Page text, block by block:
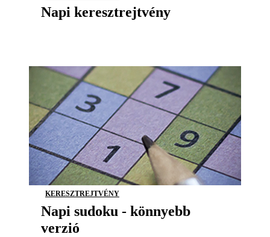
Napi keresztrejtvény
KERESZTREJTVÉNY
Napi sudoku - könnyebb
verzió